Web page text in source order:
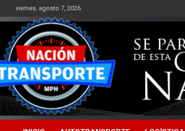
al
contenido
viernes, agosto 7, 2026